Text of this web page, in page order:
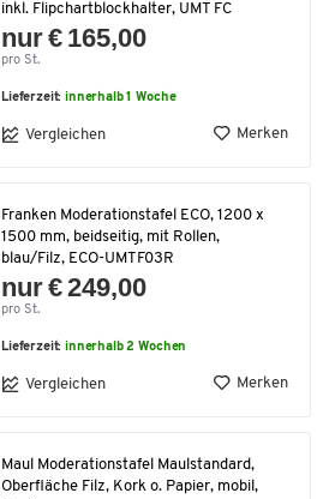
inkl. Flipchartblockhalter, UMT FC
nur € 165,00
pro St.
Lieferzeit:innerhalb 1 Woche
Vergleichen Merken
Franken Moderationstafel ECO, 1200 x
1500 mm, beidseitig, mit Rollen,
blau/Filz, ECO-UMTF03R
nur € 249,00
pro St.
Lieferzeit:innerhalb 2 Wochen
Vergleichen Merken
Maul Moderationstafel Maulstandard,
Oberfläche Filz, Kork o. Papier, mobil,